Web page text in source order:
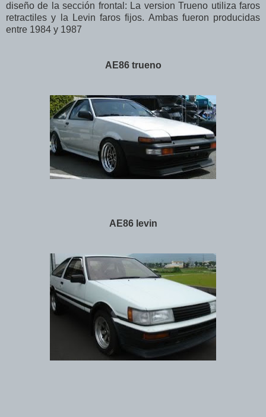
diseño de la sección frontal: La version Trueno utiliza faros
retractiles y la Levin faros fijos. Ambas fueron producidas
entre 1984 y 1987
AE86 trueno
AE86 levin